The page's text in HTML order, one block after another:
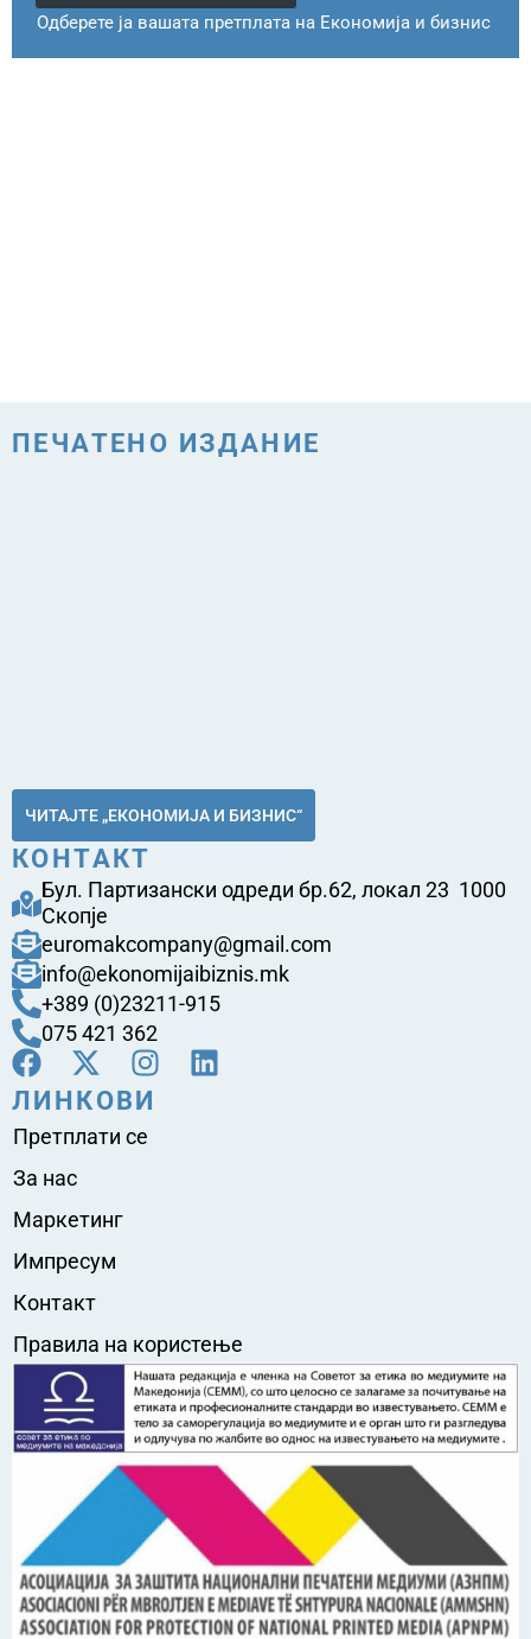
Одберете ја вашата претплата на Економија и бизнис
ПЕЧАТЕНО ИЗДАНИЕ
ЧИТАЈТЕ „ЕКОНОМИЈА И БИЗНИС“
КОНТАКТ
Бул. Партизански одреди бр.62, локал 23 1000
Скопје
euromakcompany@gmail.com
info@ekonomijaibiznis.mk
+389 (0)23211-915
075 421 362
ЛИНКОВИ
Претплати се
За нас
Маркетинг
Импресум
Контакт
Правила на користење